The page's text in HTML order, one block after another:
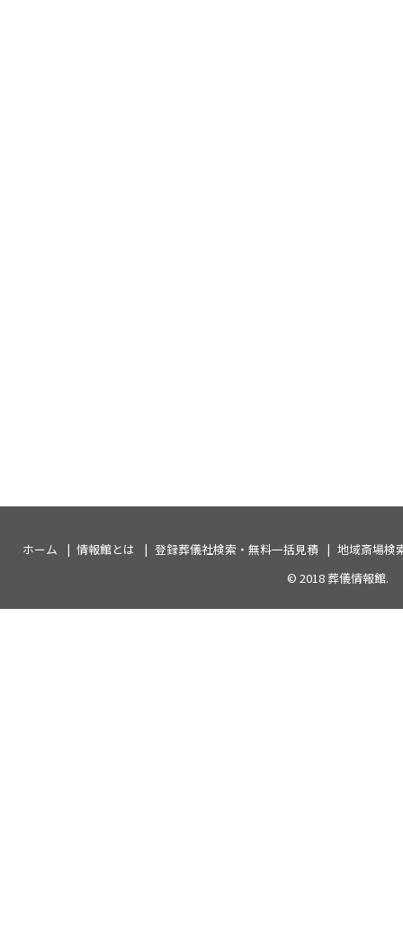
ホーム 情報館とは 登録葬儀社検索・無料一括見積
地域斎場検
© 2018葬儀情報館.